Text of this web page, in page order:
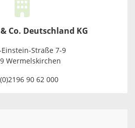
Co. Deutschland KG
Straße 7-9
Wermelskirchen
90 62 000